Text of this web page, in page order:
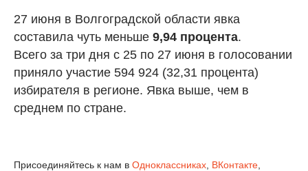
27 июня в Волгоградской области явка
составила чуть меньше 9,94 процента.
Всего за три дня с 25 по 27 июня в голосовании
приняло участие 594 924 (32,31 процента)
избирателя в регионе. Явка выше, чем в
среднем по стране.
Присоединяйтесь к нам в Одноклассниках ВКонтакте